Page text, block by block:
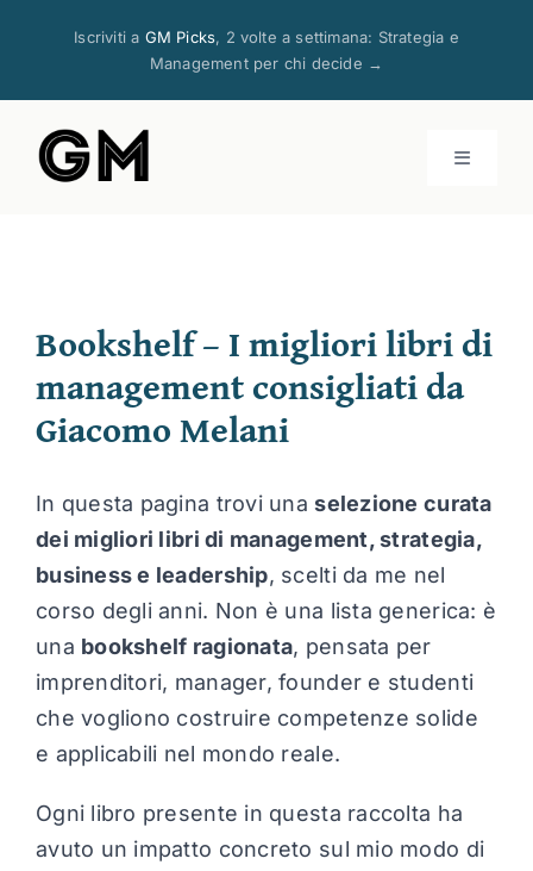
Iscriviti a GM Picks, 2 volte a settimana: Strategia e
Management per chi decide →
Toggle
Corsi
Chi sono
Bookshelf – I migliori libri di
management consigliati da
Giacomo Melani
In questa pagina trovi unaselezione curata
dei migliori libri di management, strategia,
business e leadership, scelti da me nel
corso degli anni. Non è una lista generica: è
una bookshelf ragionata, pensata per
imprenditori, manager, founder e studenti
che vogliono costruire competenze solide
e applicabili nel mondo reale.
Ogni libro presente in questa raccolta ha
avuto un impatto concreto sul mio modo di